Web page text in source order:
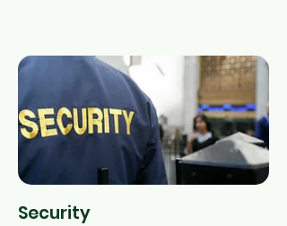
Security